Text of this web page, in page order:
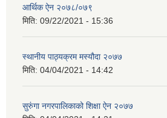
आर्थिक ऐन २०७८/०७९
मिति: 09/22/2021 - 15:36
स्थानीय पाठ्यक्रम मस्यौदा २०७७
मिति: 04/04/2021 - 14:42
सुरुंगा नगरपालिकाको शिक्षा ऐन २०७७